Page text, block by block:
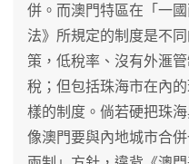
併。而澳門特區在「一
法》所規定的制度是不
策，低稅率、沒有外滙
稅；但包括珠海市在內
樣的制度。倘若硬把珠
像澳門要與內地城市合